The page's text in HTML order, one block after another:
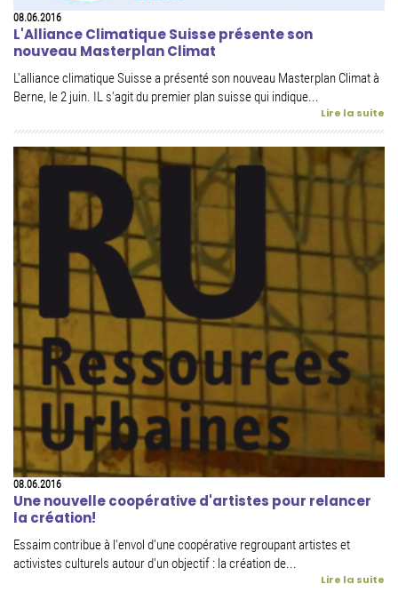
08.06.2016
L'Alliance Climatique Suisse présente son
nouveau Masterplan Climat
L'alliance climatique Suisse a présenté son nouveau Masterplan Climat à
Berne, le 2 juin. IL s'agit du premier plan suisse qui indique...
Lire la suite
08.06.2016
Une nouvelle coopérative d'artistes pour relancer
la création!
Essaim contribue à l'envol d'une coopérative regroupant artistes et
activistes culturels autour d'un objectif : la création de...
Lire la suite